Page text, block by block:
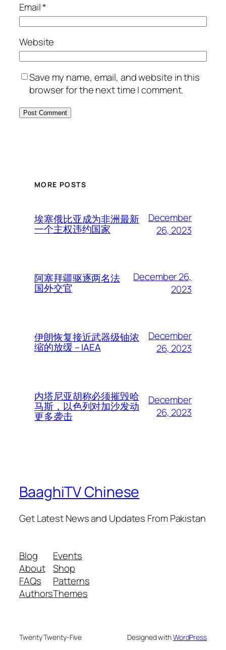
Email*
Website
Save my name, email, and website in this
browser for the next time I comment.
MORE POSTS
埃塞俄比亚成为非洲最新
一个主权违约国家
December
26, 2023
阿塞拜疆驱逐两名法
国外交官
December 26,
2023
伊朗恢复接近武器级铀浓
缩的放缓 – IAEA
December
26, 2023
内塔尼亚胡称必须摧毁哈
马斯，以色列对加沙发动
更多袭击
December
26, 2023
BaaghiTV Chinese
Get Latest News and Updates From Pakistan
Blog
About
FAQs
Authors
Events
Shop
Patterns
Themes
Twenty Twenty-Five Designed withWordPress